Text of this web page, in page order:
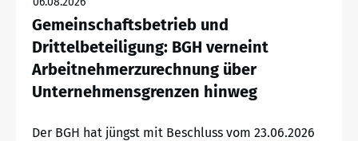
Gemeinschaftsbetrieb und
Drittelbeteiligung: BGH verneint
Arbeitnehmerzurechnung über
Unternehmensgrenzen hinweg
Der BGH hat jüngst mit Beschluss vom 23.06.2026